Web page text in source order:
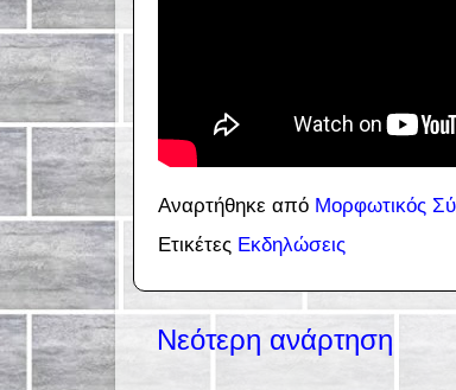
Αναρτήθηκε από Μορφωτικός
Ετικέτες Εκδηλώσεις
Νεότερη ανάρτηση